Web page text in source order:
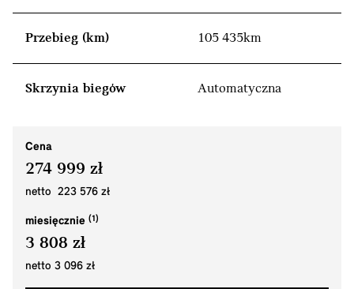
Przebieg (km) 105 435km
Skrzynia biegów Automatyczna
Cena
274 999 zł
netto 223 576 zł
miesięcznie
3 808 zł
netto 3 096 zł